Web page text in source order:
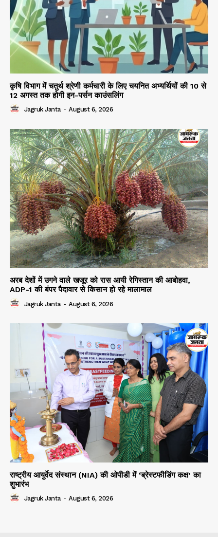
कृषि विभाग में चतुर्थ श्रेणी कर्मचारी के लिए चयनित अभ्यर्थियों की 10 से
12 अगस्त तक होगी इन-पर्सन काउंसलिंग
Jagruk Janta - August 6, 2026
अरब देशों में उगने वाले खजूर को रास आयी रेगिस्तान की आबोहवा,
ADP-1 की बंपर पैदावार से किसान हो रहे मालामाल
Jagruk Janta - August 6, 2026
राष्ट्रीय आयुर्वेद संस्थान (NIA) की ओपीडी में ‘ब्रेस्टफीडिंग कक्ष’ का
शुभारंभ
Jagruk Janta - August 6, 2026